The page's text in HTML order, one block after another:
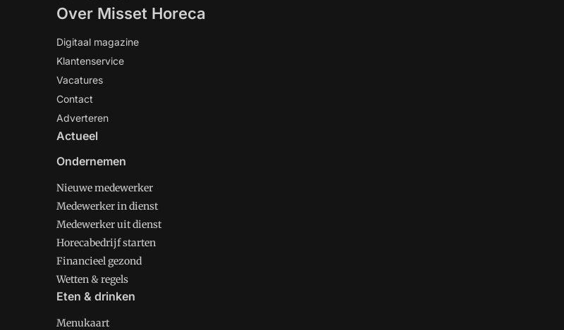
Over Misset Horeca
Digitaal magazine
Klantenservice
Vacatures
Contact
Adverteren
Actueel
Ondernemen
Nieuwe medewerker
Medewerker in dienst
Medewerker uit dienst
Horecabedrijf starten
Financieel gezond
Wetten & regels
Eten & drinken
Menukaart